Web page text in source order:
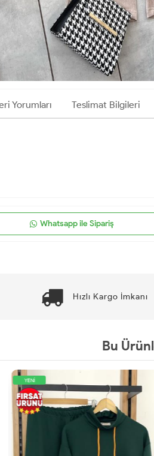
Yorumları Teslimat Bilgileri
Whatsapp ile Sipariş
Hızlı Kargo İmkanı
Bu
YENİ